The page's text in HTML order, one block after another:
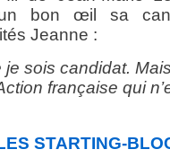
bon œil sa
Jeanne :
je sois candidat.
française qui
STARTING-